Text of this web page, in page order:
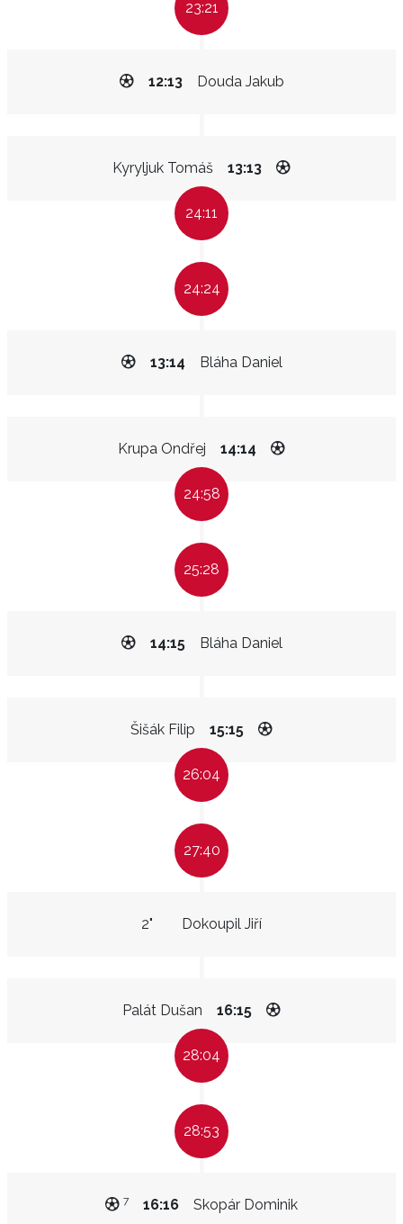
23:21
Douda Jakub
12:13
Kyryljuk Tomáš 13:13
24:11
24:24
Bláha Daniel
13:14
Krupa Ondřej 14:14
24:58
25:28
Bláha Daniel
14:15
Šišák Filip 15:15
26:04
27:40
Dokoupil Jiří
2"
Palát Dušan 16:15
28:04
28:53
Skopár Dominik
16:16
7